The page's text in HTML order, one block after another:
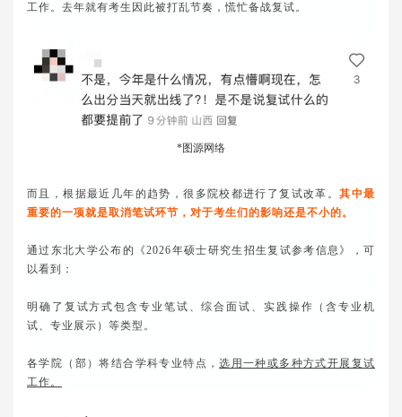
工作。去年就有考生因此被打乱节奏，慌忙备战复试。
*图源网络
而且，根据最近几年的趋势，很多院校都进行了复试改革。其中最
重要的一项就是取消笔试环节，对于考生们的影响还是不小的。
通过东北大学公布的《2026年硕士研究生招生复试参考信息》，可
以看到：
明确了复试方式包含专业笔试、综合面试、实践操作（含专业机
试、专业展示）等类型。
各学院（部）将结合学科专业特点，选用一种或多种方式开展复试
工作。